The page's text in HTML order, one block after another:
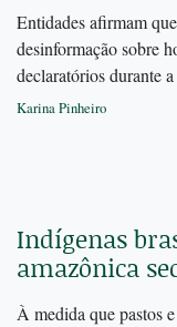
Entidades afirmam
desinformação sobre
declaratórios durante
Karina Pinheiro
Indígenas
amazônica
À medida que pastos